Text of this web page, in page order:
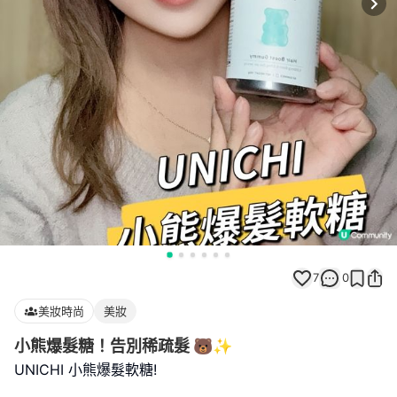
7 0
美妝時尚 美妝
小熊爆髮糖！告別稀疏髮 🐻✨
UNICHI 小熊爆髮軟糖!